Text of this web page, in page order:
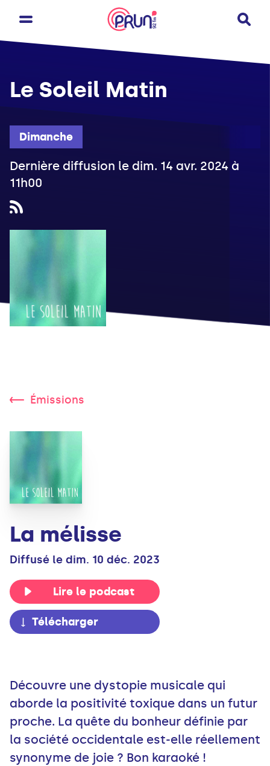
Dimanche
Le Soleil Matin
Dernière diffusion le dim. 14 avr. 2024 à
11h00
Émissions
La mélisse
Diffusé le dim. 10 déc. 2023
Lire le podcast
Télécharger
Découvre une dystopie musicale qui
aborde la positivité toxique dans un futur
proche. La quête du bonheur définie par
la société occidentale est-elle réellement
synonyme de joie ? Bon karaoké !